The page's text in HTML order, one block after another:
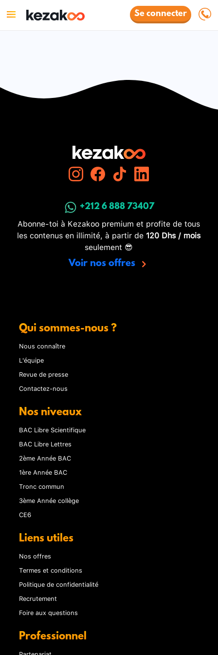
Se connecter
+212 6 888 73407
Abonne-toi à Kezakoo premium et profite de tous
les contenus en illimité, à partir de 120 Dhs / mois
seulement 😎
Voir nos offres
Qui sommes-nous ?
Nous connaître
L'équipe
Revue de presse
Contactez-nous
Nos niveaux
BAC Libre Scientifique
BAC Libre Lettres
2ème Année BAC
1ère Année BAC
Tronc commun
3ème Année collège
CE6
Liens utiles
Nos offres
Termes et conditions
Politique de confidentialité
Recrutement
Foire aux questions
Professionnel